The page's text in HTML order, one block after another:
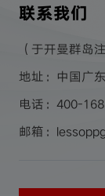
联系我们
（于开曼群岛
地址：中国广
电话：400-
邮箱：